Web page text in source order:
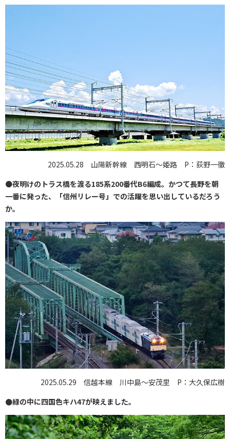
2025.05.28 山陽新幹線 西明石〜姫路 P：荻野一徹
●夜明けのトラス橋を渡る185系200番代B6編成。かつて長野を朝
一番に発った、「信州リレー号」での活躍を思い出しているだろう
か。
2025.05.29 信越本線 川中島〜安茂里 P：大久保広樹
●緑の中に四国色キハ47が映えました。